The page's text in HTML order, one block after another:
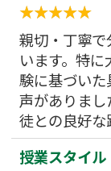
親切・丁寧
います。特
験に基づい
声がありま
徒との良好な
授業スタイル